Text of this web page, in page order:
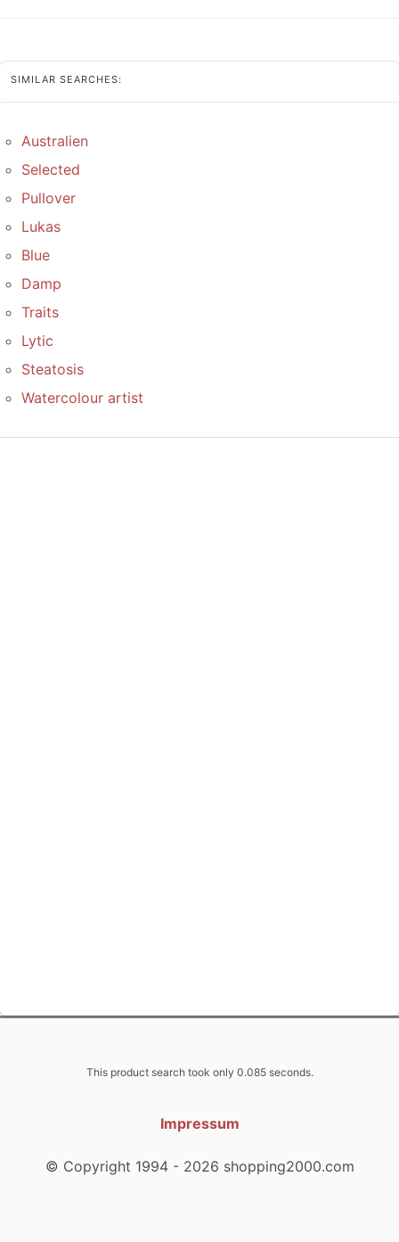
SIMILAR SEARCHES:
Australien
Selected
Pullover
Lukas
Blue
Damp
Traits
Lytic
Steatosis
Watercolour artist
This product search took only 0.085 seconds.
Impressum
© Copyright 1994 - 2026 shopping2000.com